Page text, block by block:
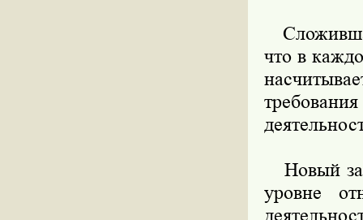
что в
Новый
уровне